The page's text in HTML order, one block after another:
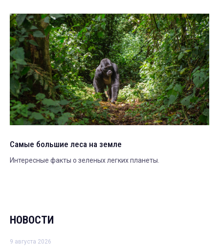
Самые большие леса на земле
Интересные факты о зеленых легких планеты.
НОВОСТИ
9 августа 2026